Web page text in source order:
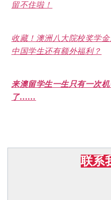
留不住啦！
收藏！澳洲八大院校奖学
中国学生还有额外福利？
来澳留学生一生只有一次
了……
联系